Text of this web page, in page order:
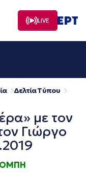
LIVE
Δελτία Τύπου
με τον
Γιώργο